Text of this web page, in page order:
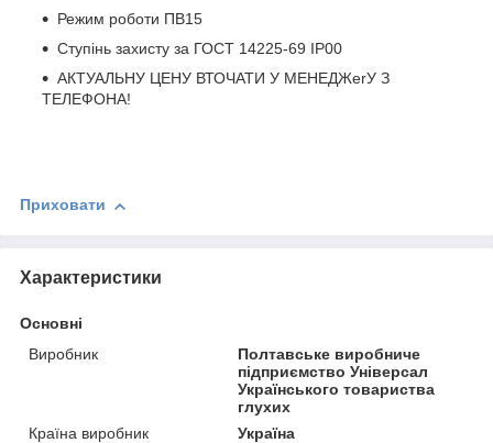
Режим роботи ПВ15
Ступінь захисту за ГОСТ 14225-69 ІР00
АКТУАЛЬНУ ЦЕНУ ВТОЧАТИ У МЕНЕДЖerУ З
ТЕЛЕФОНА!
Приховати
Характеристики
Основні
Виробник
Полтавське виробниче
підприємство Універсал
Українського товариства
глухих
Країна виробник
Україна